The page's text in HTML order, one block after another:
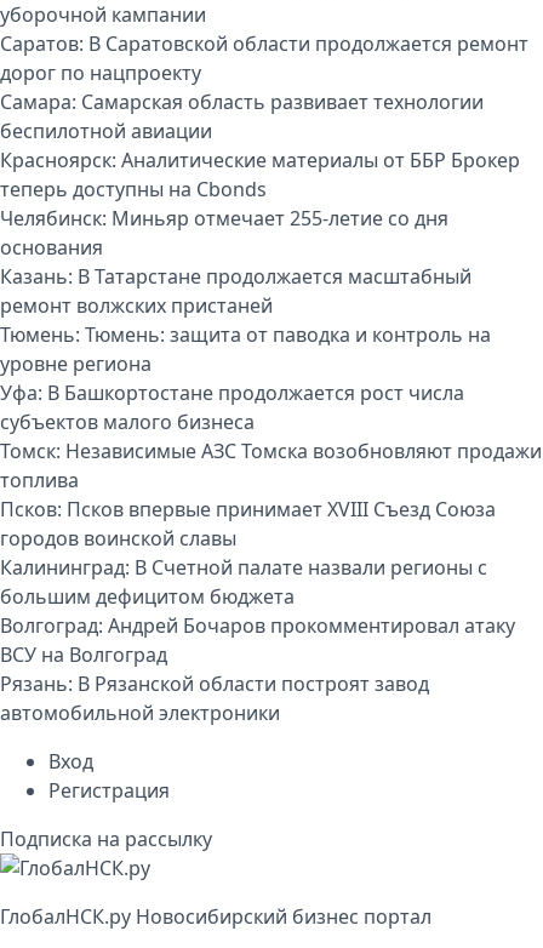
уборочной кампании
Саратов: В Саратовской области продолжается ремонт
дорог по нацпроекту
Самара: Самарская область развивает технологии
беспилотной авиации
Красноярск: Аналитические материалы от ББР Брокер
теперь доступны на Cbonds
Челябинск: Миньяр отмечает 255-летие со дня
основания
Казань: В Татарстане продолжается масштабный
ремонт волжских пристаней
Тюмень: Тюмень: защита от паводка и контроль на
уровне региона
Уфа: В Башкортостане продолжается рост числа
субъектов малого бизнеса
Томск: Независимые АЗС Томска возобновляют продажи
топлива
Псков: Псков впервые принимает XVIII Съезд Союза
городов воинской славы
Калининград: В Счетной палате назвали регионы с
большим дефицитом бюджета
Волгоград: Андрей Бочаров прокомментировал атаку
ВСУ на Волгоград
Рязань: В Рязанской области построят завод
автомобильной электроники
Вход
Регистрация
Подписка на рассылку
ГлобалНСК.py Новосибирский бизнес портал